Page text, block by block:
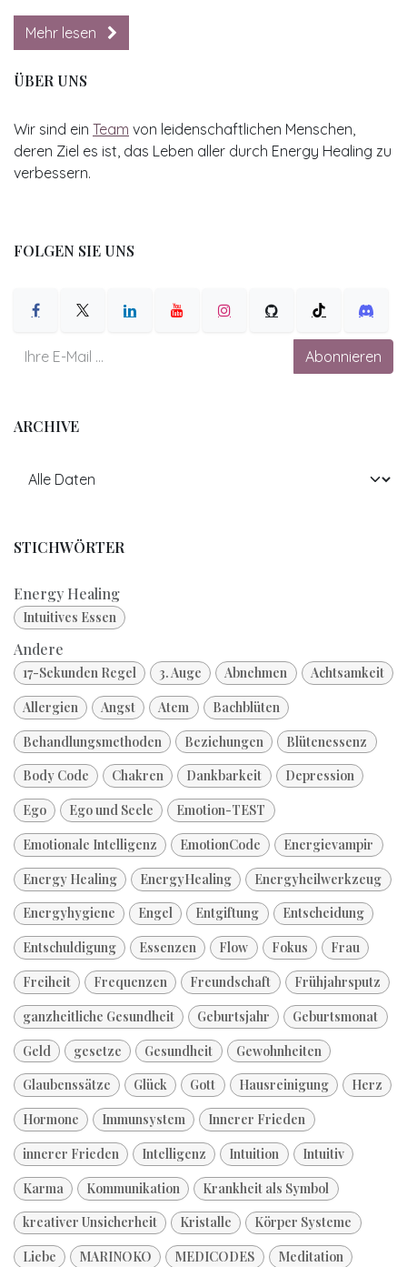
Mehr lesen
ÜBER UNS
Wir sind ein Team von leidenschaftlichen Menschen,
deren Ziel es ist, das Leben aller durch Energy Healing zu
verbessern.
FOLGEN SIE UNS
Abonnieren
ARCHIVE
STICHWÖRTER
Energy Healing
Intuitives Essen
Andere
17-Sekunden Regel 3. Auge Abnehmen
Achtsamkeit
Allergien
Angst Atem
Bachblüten
Behandlungsmethoden
Beziehungen
Blütenessenz
Body Code
Chakren Dankbarkeit
Depression
Ego
Ego und Seele
Emotion-TEST
Emotionale Intelligenz
EmotionCode
Energievampir
Energy Healing
EnergyHealing
Energyheilwerkzeug
Energyhygiene
Engel Entgiftung
Entscheidung
Entschuldigung
Essenzen Flow Fokus
Frau
Freiheit
Frequenzen Freundschaft
Frühjahrsputz
ganzheitliche Gesundheit
Geburtsjahr
Geburtsmonat
Geld
gesetze Gesundheit
Gewohnheiten
Glaubenssätze
Glück Gott Hausreinigung
Herz
Hormone
Immunsystem
Innerer Frieden
innerer Frieden
Intelligenz Intuition
Intuitiv
Karma
Kommunikation
Krankheit als Symbol
kreativer Unsicherheit
Kristalle
Körper Systeme
Liebe
MARINOKO MEDICODES
Meditation